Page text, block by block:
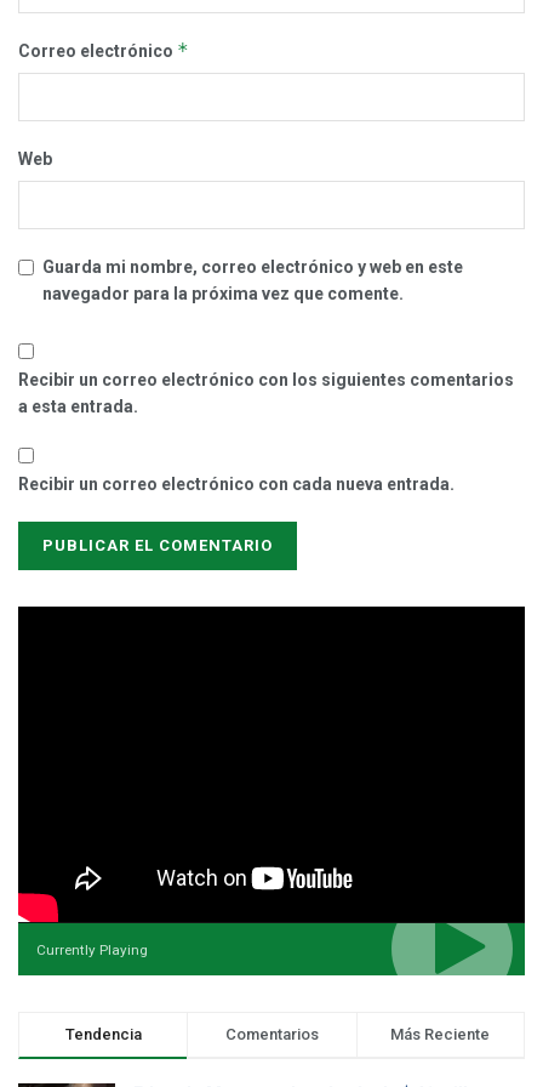
Correo electrónico *
Web
Guarda mi nombre, correo electrónico y web en este
navegador para la próxima vez que comente.
Recibir un correo electrónico con los siguientes comentarios
a esta entrada.
Recibir un correo electrónico con cada nueva entrada.
Currently Playing
Tendencia Comentarios Más Reciente